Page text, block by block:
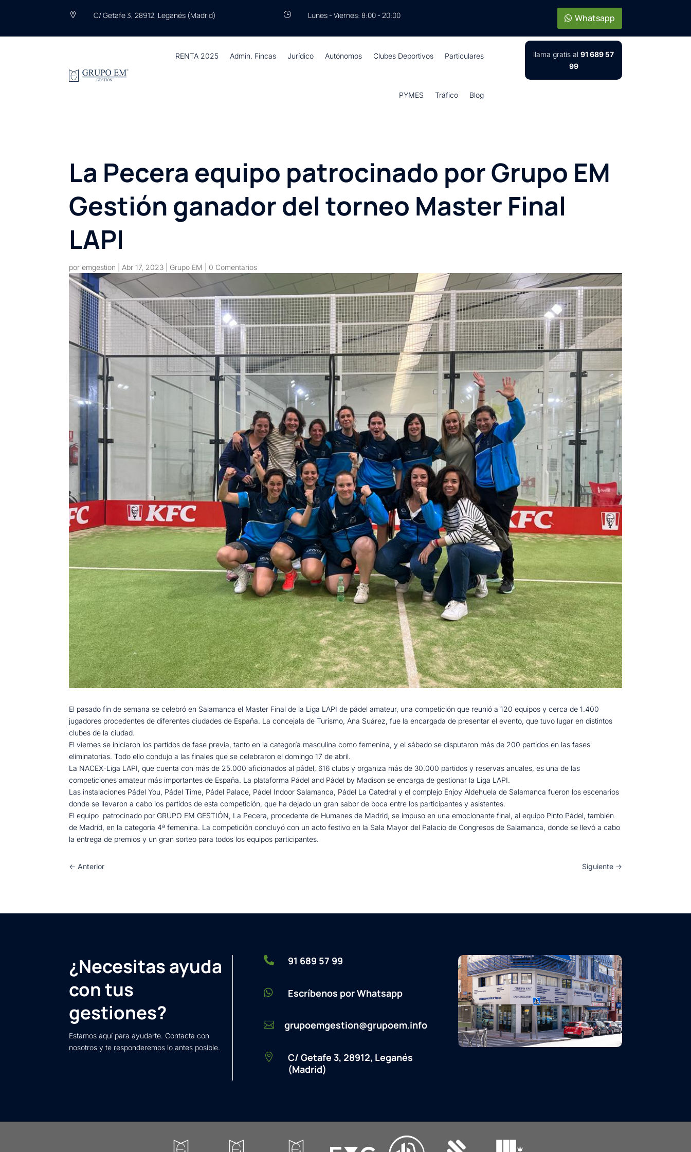
 C/ Getafe 3, 28912, Leganés (Madrid)  Lunes - Viernes: 8:00 - 20:00 Whatsapp
RENTA 2025 Admin. Fincas Jurídico Autónomos Clubes Deportivos Particulares
PYMES Tráfico Blog
llama gratis al91 689 57
99
La Pecera equipo patrocinado por Grupo EM
Gestión ganador del torneo Master Final
LAPI
poremgestion Abr 17, 2023 Grupo EM 0 Comentarios
El pasado fin de semana se celebró en Salamanca el Master Final de la Liga LAPI de pádel amateur, una competición que reunió a 120 equipos y cerca de 1.400
jugadores procedentes de diferentes ciudades de España. La concejala de Turismo, Ana Suárez, fue la encargada de presentar el evento, que tuvo lugar en distintos
clubes de la ciudad.
El viernes se iniciaron los partidos de fase previa, tanto en la categoría masculina como femenina, y el sábado se disputaron más de 200 partidos en las fases
eliminatorias. Todo ello condujo a las finales que se celebraron el domingo 17 de abril.
La NACEX-Liga LAPI, que cuenta con más de 25.000 aficionados al pádel, 616 clubs y organiza más de 30.000 partidos y reservas anuales, es una de las
competiciones amateur más importantes de España. La plataforma Pádel and Pádel by Madison se encarga de gestionar la Liga LAPI.
Las instalaciones Pádel You, Pádel Time, Pádel Palace, Pádel Indoor Salamanca, Pádel La Catedral y el complejo Enjoy Aldehuela de Salamanca fueron los escenarios
donde se llevaron a cabo los partidos de esta competición, que ha dejado un gran sabor de boca entre los participantes y asistentes.
El equipo patrocinado por GRUPO EM GESTIÓN, La Pecera, procedente de Humanes de Madrid, se impuso en una emocionante final, al equipo Pinto Pádel, también
de Madrid, en la categoría 4ª femenina. La competición concluyó con un acto festivo en la Sala Mayor del Palacio de Congresos de Salamanca, donde se llevó a cabo
la entrega de premios y un gran sorteo para todos los equipos participantes.
← Anterior Siguiente→
¿Necesitas ayuda
con tus
gestiones?
Estamos aquí para ayudarte. Contacta con
nosotros y te responderemos lo antes posible.
 91 689 57 99
 Escríbenos por Whatsapp
 grupoemgestion@grupoem.info

C/ Getafe 3, 28912, Leganés
(Madrid)